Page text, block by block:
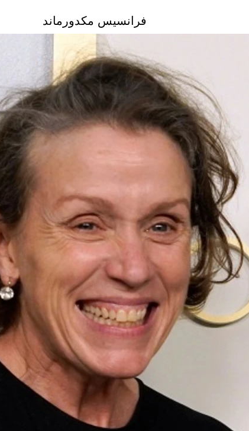
فرانسيس مكدورماند